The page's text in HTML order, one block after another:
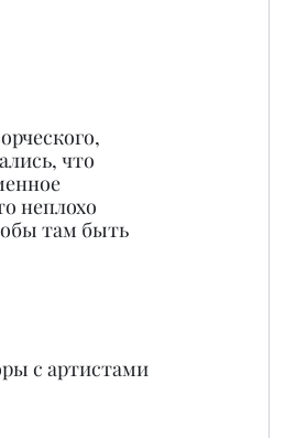
что
неплохо
там быть
с артистами